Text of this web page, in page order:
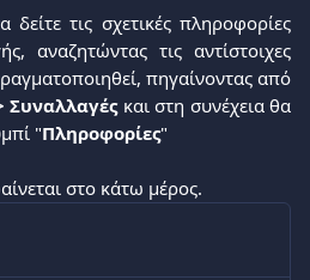
δείτε τις σχετικές πληροφορίες
αναζητώντας τις αντίστοιχες
πηγαίνοντας από
Συναλλαγέςκαι στη συνέχεια θα
"Πληροφορίες"
στο κάτω μέρος.